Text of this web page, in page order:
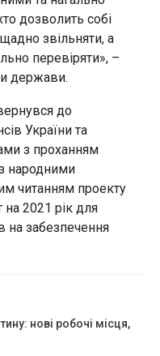
дозволить собi
звільняти, а
перевіряти», –
держави.
до
України та
з проханням
народними
читанням проекту
2021 рік для
на забезпечення
нові робочі місця,